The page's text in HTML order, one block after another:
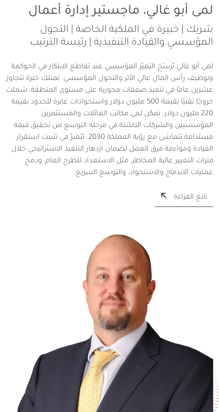
لمى أبو غالي، ماجستير إدارة أعمال
شريك | خبيرة في الملكية الخاصة | التحول
المؤسسي والقيادة التنفيذية | رئيسة الترتيب
لمى أبو غالي تُرسّخ التميّز المؤسسي عند تقاطع الابتكار في الحوكمة
وتوظيف رأس المال عالي الأثر والتحول المؤسسي. تمتلك خبرة تتجاوز
عشرين عامًا في تنفيذ صفقات محورية على مستوى المنطقة، شملت
خروجًا تقنيًا بقيمة 500 مليون دولار واستحواذات عابرة للحدود بقيمة
220 مليون دولار. تمكّن لمى مكاتب العائلات والمستثمرين
المؤسسيين والشركات الناشئة في مرحلة التوسع من تحقيق قيمة
مستدامة تتماشى مع رؤية المملكة 2030. تُتَمَيزُ في تثبيت استقرار
القيادة ومواءمة فرق العمل لضمان ازدهار التنفيذ الاستراتيجي خلال
فترات التغيير عالية المخاطر، مثل الاستعداد للطرح العام، ودمج
عمليات الاندماج والاستحواذ، والتوسع السريع.
تابع القراءة